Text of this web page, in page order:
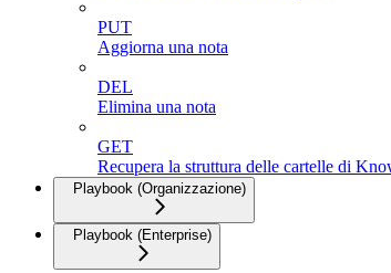
PUT
Aggiorna una nota
DEL
Elimina una nota
GET
Recupera la struttura delle cartelle di
Playbook (Organizzazione)
Playbook (Enterprise)